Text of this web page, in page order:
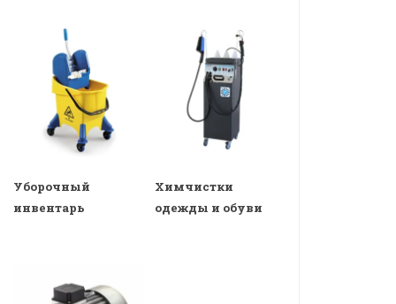
Уборочный
инвентарь
Химчистки
одежды и обуви